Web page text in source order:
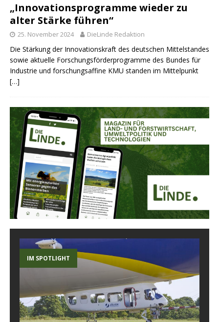
„Innovationsprogramme wieder zu
alter Stärke führen“
25. November 2024 DieLinde Redaktion
Die Stärkung der Innovationskraft des deutschen Mittelstandes
sowie aktuelle Forschungsförderprogramme des Bundes für
Industrie und forschungsaffine KMU standen im Mittelpunkt
[…]
IM SPOTLIGHT